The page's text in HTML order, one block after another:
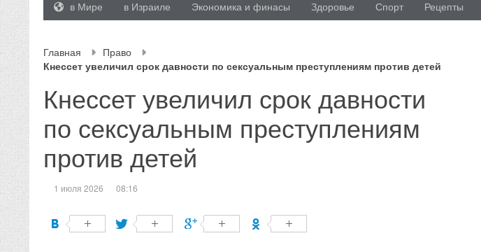
в Мире в Израиле Экономика и финасы Здоровье Спорт Рецепты
Главная
Право
Кнессет увеличил срок давности по сексуальным преступлениям против детей
Кнессет увеличил срок давности
по сексуальным преступлениям
против детей
1 июля 2026 08:16